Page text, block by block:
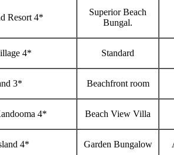
Resort 4*
Superior Beach
Bungal.
4* Standard
3* Beachfront room
4* Beach View Villa
4* Garden Bungalow